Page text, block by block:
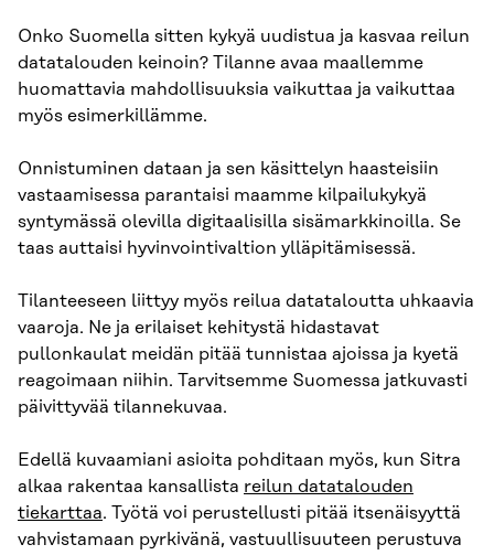
Onko Suomella sitten kykyä uudistua ja kasvaa reilun
datatalouden keinoin? Tilanne avaa maallemme
huomattavia mahdollisuuksia vaikuttaa ja vaikuttaa
myös esimerkillämme.
Onnistuminen dataan ja sen käsittelyn haasteisiin
vastaamisessa parantaisi maamme kilpailukykyä
syntymässä olevilla digitaalisilla sisämarkkinoilla. Se
taas auttaisi hyvinvointivaltion ylläpitämisessä.
Tilanteeseen liittyy myös reilua datataloutta uhkaavia
vaaroja. Ne ja erilaiset kehitystä hidastavat
pullonkaulat meidän pitää tunnistaa ajoissa ja kyetä
reagoimaan niihin. Tarvitsemme Suomessa jatkuvasti
päivittyvää tilannekuvaa.
Edellä kuvaamiani asioita pohditaan myös, kun Sitra
alkaa rakentaa kansallista reilun datatalouden
tiekarttaa. Työtä voi perustellusti pitää itsenäisyyttä
vahvistamaan pyrkivänä, vastuullisuuteen perustuva